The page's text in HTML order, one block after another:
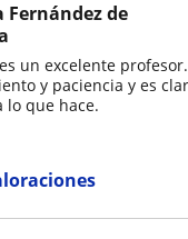
Fernández de
un excelente
y paciencia y es
lo que hace.